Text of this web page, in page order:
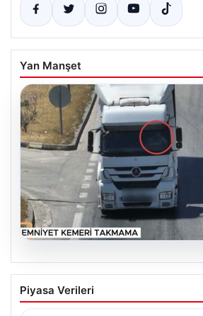
Yan Manşet
06.08.2026
Otoyolda dron destekli
123 araca ceza
Piyasa Verileri